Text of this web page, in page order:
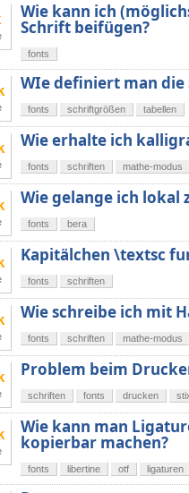
Wie kann ich
Schrift beifügen?
fonts
WIe definiert man
fonts schriftgrößen tabellen
Wie erhalte ich
fonts schriften mathe-modus
Wie gelange ich lokal
fonts bera
Kapitälchen \textsc
fonts schriften
Wie schreibe ich mit
fonts schriften mathe-modus
Problem beim
schriften fonts drucken
Wie kann man
kopierbar machen?
fonts libertine otf ligaturen